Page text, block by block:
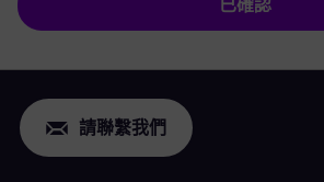
已確認
請聯繫我們